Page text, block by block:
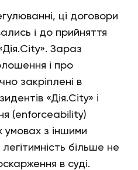
ці договори
і до прийняття
Зараз
і про
закріплені в
«Дія.City» і
(enforceability)
умовах з іншими
більше не
в суді.